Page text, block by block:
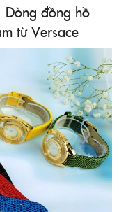
Dòng đồng hồ
từ Versace